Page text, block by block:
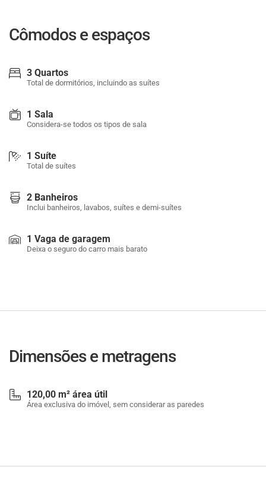
Cômodos e espaços
3 Quartos
Total de dormitórios, incluindo as suítes
1 Sala
Considera-se todos os tipos de sala
1 Suíte
Total de suítes
2 Banheiros
Inclui banheiros, lavabos, suítes e demi-suítes
1 Vaga de garagem
Deixa o seguro do carro mais barato
Dimensões e metragens
120,00 m² área útil
Área exclusiva do imóvel, sem considerar as paredes